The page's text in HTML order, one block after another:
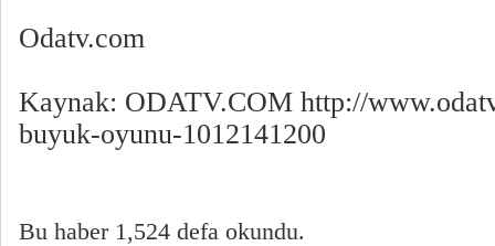
Odatv.com
Kaynak: ODATV.COM http://
buyuk-oyunu-1012141200
Bu haber 1,524 defa okundu.